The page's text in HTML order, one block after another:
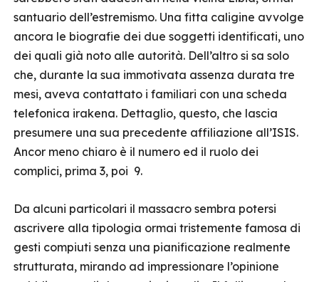
santuario dell’estremismo. Una fitta caligine avvolge
ancora le biografie dei due soggetti identificati, uno
dei quali già noto alle autorità. Dell’altro si sa solo
che, durante la sua immotivata assenza durata tre
mesi, aveva contattato i familiari con una scheda
telefonica irakena. Dettaglio, questo, che lascia
presumere una sua precedente affiliazione all’ISIS.
Ancor meno chiaro è il numero ed il ruolo dei
complici, prima 3, poi 9.
Da alcuni particolari il massacro sembra potersi
ascrivere alla tipologia ormai tristemente famosa di
gesti compiuti senza una pianificazione realmente
strutturata, mirando ad impressionare l’opinione